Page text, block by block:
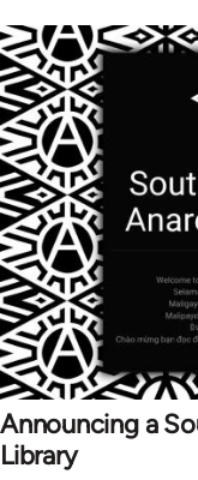
Announcing a
Library